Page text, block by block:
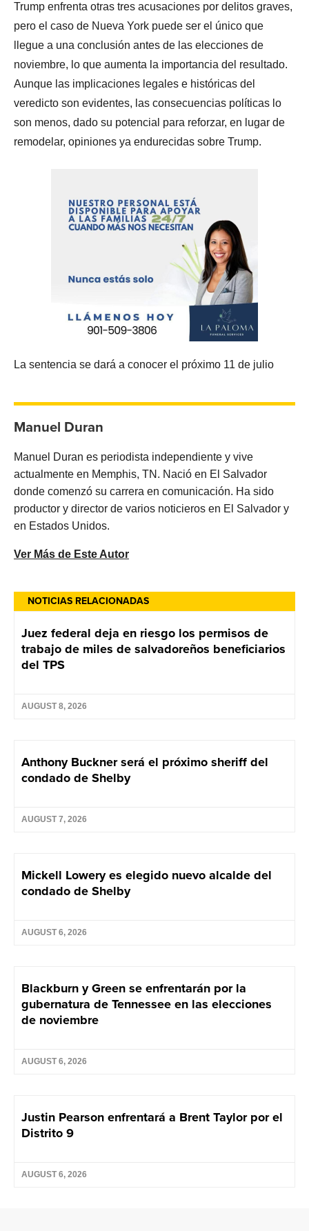
NOTICIAS RELACIONADAS
Juez federal deja en riesgo los permisos de
trabajo de miles de salvadoreños beneficiarios
del TPS
AUGUST 8, 2026
Anthony Buckner será el próximo sheriff del
condado de Shelby
AUGUST 7, 2026
Mickell Lowery es elegido nuevo alcalde del
condado de Shelby
AUGUST 6, 2026
Blackburn y Green se enfrentarán por la
gubernatura de Tennessee en las elecciones
de noviembre
AUGUST 6, 2026
Justin Pearson enfrentará a Brent Taylor por el
Distrito 9
AUGUST 6, 2026
Trump enfrenta otras tres acusaciones por delitos graves,
pero el caso de Nueva York puede ser el único que
llegue a una conclusión antes de las elecciones de
noviembre, lo que aumenta la importancia del resultado.
Aunque las implicaciones legales e históricas del
veredicto son evidentes, las consecuencias políticas lo
son menos, dado su potencial para reforzar, en lugar de
remodelar, opiniones ya endurecidas sobre Trump.
La sentencia se dará a conocer el próximo 11 de julio
Manuel Duran
Manuel Duran es periodista independiente y vive
actualmente en Memphis, TN. Nació en El Salvador
donde comenzó su carrera en comunicación. Ha sido
productor y director de varios noticieros en El Salvador y
en Estados Unidos.
Ver Más de Este Autor